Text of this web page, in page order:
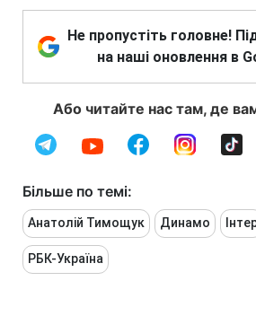
Не пропустіть головне!
на наші оновлення в
Або читайте нас там, де
Більше по темі:
Анатолій Тимощук Динамо
РБК-Україна